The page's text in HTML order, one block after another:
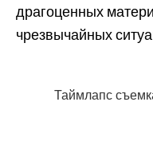
драгоценных
чрезвычайных
Таймлапс